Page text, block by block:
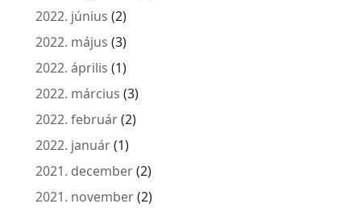
2022. június (2)
2022. május (3)
2022. április (1)
2022. március (3)
2022. február(2)
2022. január(1)
2021. december(2)
2021. november(2)